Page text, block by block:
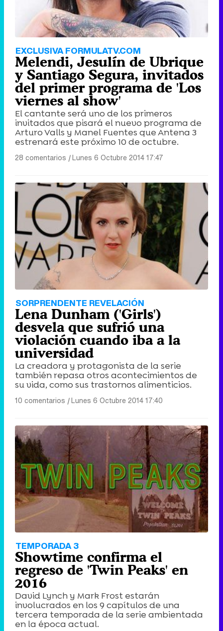
EXCLUSIVA FORMULATV.COM
Melendi, Jesulín de Ubrique
y Santiago Segura, invitados
del primer programa de 'Los
viernes al show'
El cantante será uno de los primeros
invitados que pisará el nuevo programa de
Arturo Valls y Manel Fuentes que Antena 3
estrenará este próximo 10 de octubre.
28 comentarios |Lunes 6 Octubre 2014 17:47
SORPRENDENTE REVELACIÓN
Lena Dunham ('Girls')
desvela que sufrió una
violación cuando iba a la
universidad
La creadora y protagonista de la serie
también repasa otros acontecimientos de
su vida, como sus trastornos alimenticios.
10 comentarios |Lunes 6 Octubre 2014 17:40
TEMPORADA 3
Showtime confirma el
regreso de 'Twin Peaks' en
2016
David Lynch y Mark Frost estarán
involucrados en los 9 capítulos de una
tercera temporada de la serie ambientada
en la época actual.